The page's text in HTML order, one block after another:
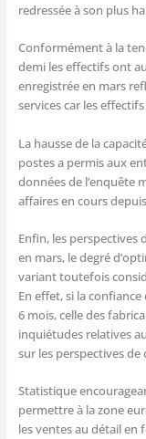
redressée à son plus
Conformément à la
demi les effectifs ont
enregistrée en mars
services car les
La hausse de la
postes a permis aux
données de l’enquête
affaires en cours
Enfin, les perspectives
en mars, le degré
variant toutefois
En effet, si la
6 mois, celle des
inquiétudes relatives
sur les perspectives de
Statistique
permettre à la zone
les ventes au détail en